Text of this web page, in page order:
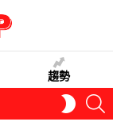
趨勢
SKIN